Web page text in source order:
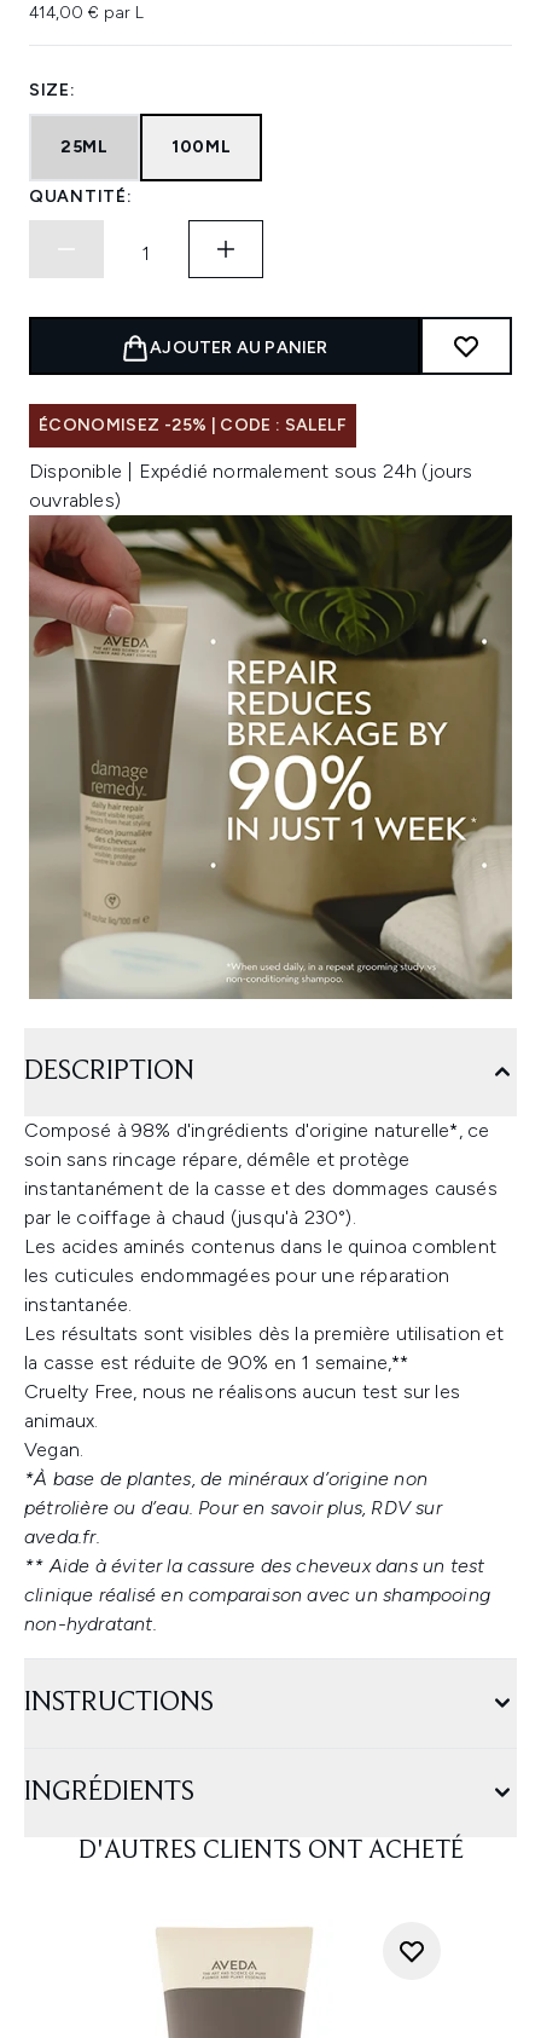
414,00 € par L
SIZE:
25ML 100ML
QUANTITÉ:
AJOUTER AU PANIER
ÉCONOMISEZ -25% | CODE : SALELF
Disponible | Expédié normalement sous 24h (jours
ouvrables)
DESCRIPTION
Composé à 98% d'ingrédients d'origine naturelle*, ce
soin sans rincage répare, démêle et protège
instantanément de la casse et des dommages causés
par le coiffage à chaud (jusqu'à 230°).
Les acides aminés contenus dans le quinoa comblent
les cuticules endommagées pour une réparation
instantanée.
Les résultats sont visibles dès la première utilisation et
la casse est réduite de 90% en 1 semaine,**
Cruelty Free, nous ne réalisons aucun test sur les
animaux.
Vegan.
*À base de plantes, de minéraux d’origine non
pétrolière ou d’eau. Pour en savoir plus, RDV sur
aveda.fr.
** Aide à éviter la cassure des cheveux dans un test
clinique réalisé en comparaison avec un shampooing
non-hydratant.
INSTRUCTIONS
INGRÉDIENTS
D'AUTRES CLIENTS ONT ACHETÉ